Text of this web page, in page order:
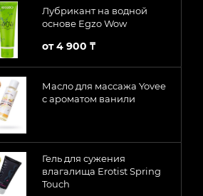
Лубрикант на водной
основе Egzo Wow
от4 900 ₸
Масло для массажа Yovee
с ароматом ванили
Гель для сужения
влагалища Erotist Spring
Touch